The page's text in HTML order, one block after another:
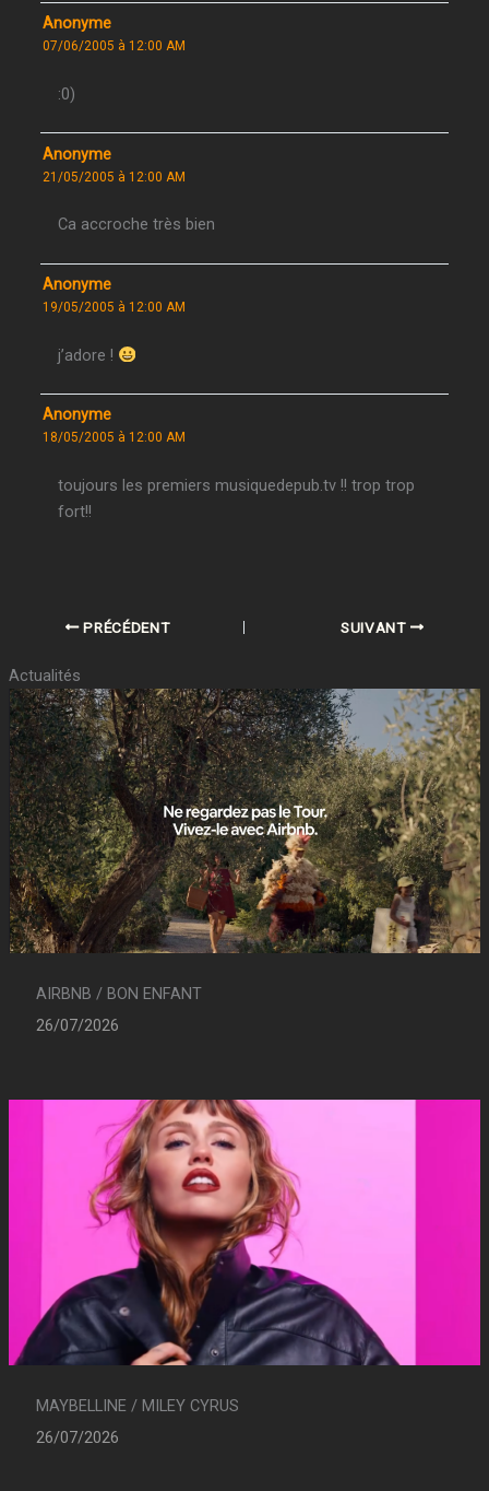
Anonyme
07/06/2005 à 12:00 AM
:0)
Anonyme
21/05/2005 à 12:00 AM
Ca accroche très bien
Anonyme
19/05/2005 à 12:00 AM
j’adore !
Anonyme
18/05/2005 à 12:00 AM
toujours les premiers musiquedepub.tv !! trop trop
fort!!
PRÉCÉDENT SUIVANT
Actualités
AIRBNB / BON ENFANT
26/07/2026
MAYBELLINE / MILEY CYRUS
26/07/2026